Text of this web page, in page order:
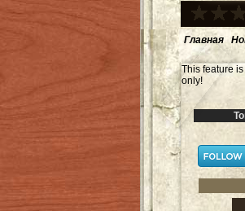
Главная
This feature
only!